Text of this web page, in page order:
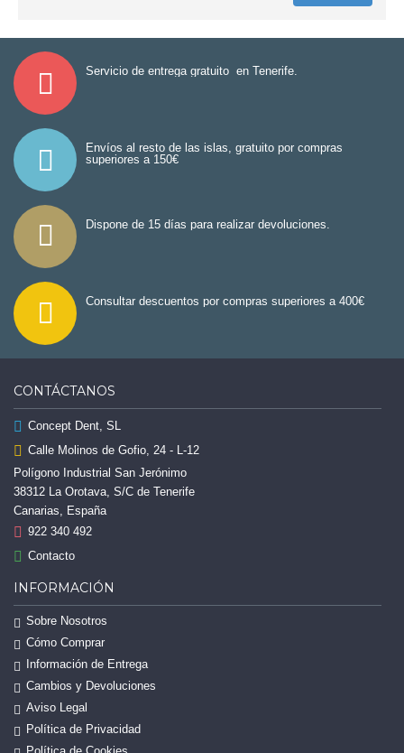
Servicio de entrega gratuito en Tenerife.
Envíos al resto de las islas, gratuito por compras
superiores a 150€
Dispone de 15 días para realizar devoluciones.
Consultar descuentos por compras superiores a 400€
CONTÁCTANOS
Concept Dent, SL
Calle Molinos de Gofio, 24 - L-12
Polígono Industrial San Jerónimo
38312 La Orotava, S/C de Tenerife
Canarias, España
922 340 492
Contacto
INFORMACIÓN
Sobre Nosotros
Cómo Comprar
Información de Entrega
Cambios y Devoluciones
Aviso Legal
Política de Privacidad